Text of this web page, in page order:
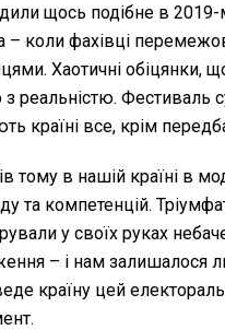
щось подібне в
– коли фахівці
Хаотичні обіцянки,
з реальністю. Фестиваль
країні все, крім
тому в нашій країні в
та компетенцій.
у своїх руках
– і нам залишалося
країну цей